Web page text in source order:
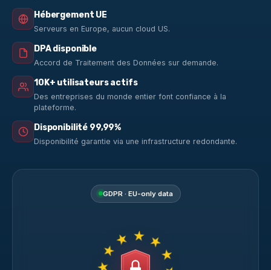
Hébergement UE
Serveurs en Europe, aucun cloud US.
DPA disponible
Accord de Traitement des Données sur demande.
10K+ utilisateurs actifs
Des entreprises du monde entier font confiance à la
plateforme.
Disponibilité 99,99%
Disponibilité garantie via une infrastructure redondante.
GDPR · EU-only data